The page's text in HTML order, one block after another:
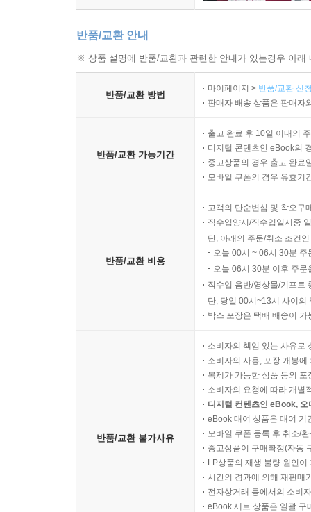
반품/교환 안내
※ 상품 설명에 반품/교환과 관련한 안내가 있는경우 아
반품/교환 방법
마이페이지 > 반품/교환 신
판매자 배송 상품은 판매자
반품/교환 가능기간
출고 완료 후 10일 이내의
디지털 콘텐츠인 eBook의
중고상품의 경우 출고 완료
모바일 쿠폰의 경우 유효기
반품/교환 비용
고객의 단순변심 및 착오구
직수입양서/직수입일서중
단, 아래의 주문/취소 조건
오늘 00시 ~ 06시 30분
오늘 06시 30분 이후 주
직수입 음반/영상물/기프트
단, 당일 00시~13시 사이의
박스 포장은 택배 배송이
반품/교환 불가사유
소비자의 책임 있는 사유로
소비자의 사용, 포장 개봉
복제가 가능한 상품 등의
소비자의 요청에 따라 개별
디지털 컨텐츠인 eBook,
eBook 대여 상품은 대여 기
모바일 쿠폰 등록 후 취소/
중고상품이 구매확정(자동
LP상품의 재생 불량 원인
시간의 경과에 의해 재판매
전자상거래 등에서의 소비
eBook 세트 상품은 일괄 구